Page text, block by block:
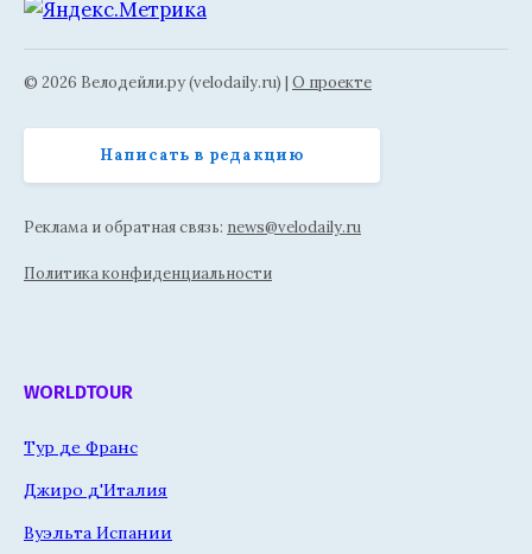
© 2026 Велодейли.ру (velodaily.ru) | О проекте
Написать в редакцию
Реклама и обратная связь: news@velodaily.ru
Политика конфиденциальности
WORLDTOUR
Тур де Франс
Джиро д'Италия
Вуэльта Испании